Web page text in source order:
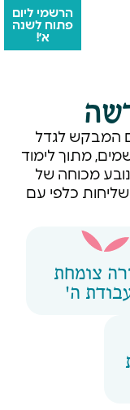
הרשמי ליום
פתוח לשנה
א׳!
המבקש לגדל
מתוך לימוד
מכוחה של
כלפי עם
צומחת
ה'